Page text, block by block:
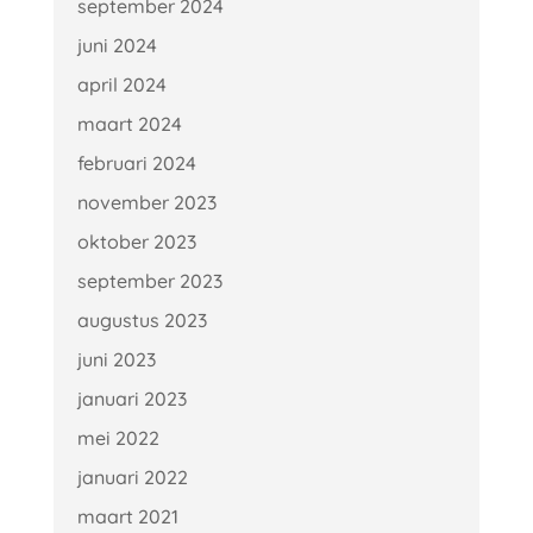
september 2024
juni 2024
april 2024
maart 2024
februari 2024
november 2023
oktober 2023
september 2023
augustus 2023
juni 2023
januari 2023
mei 2022
januari 2022
maart 2021